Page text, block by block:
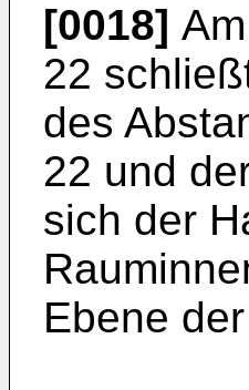
[0018]
22
des
22 und
sich der
Ebene